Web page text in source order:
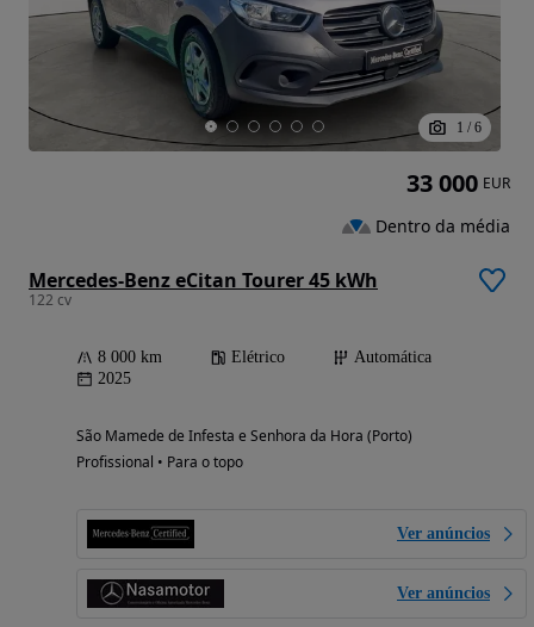
1 / 6
Mercedes-Benz eCitan Tourer 45 kWh
122 cv
8 000 km Elétrico
Automática
2025
São Mamede de Infesta e Senhora da Hora (Porto)
Profissional • Para o topo
Ver anúncios
Ver anúncios
33 000 EUR
Dentro da média